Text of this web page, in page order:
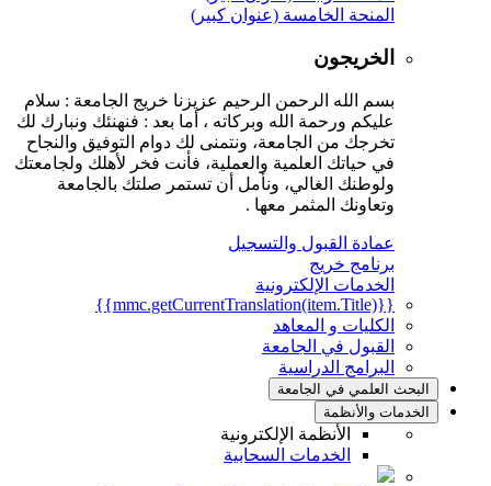
المنحة الخامسة (عنوان كبير)
الخريجون
بسم الله الرحمن الرحيم عزيزنا خريج الجامعة : سلام
عليكم ورحمة الله وبركاته ، أما بعد : فنهنئك ونبارك لك
تخرجك من الجامعة، ونتمنى لك دوام التوفيق والنجاح
في حياتك العلمية والعملية، فأنت فخر لأهلك ولجامعتك
ولوطنك الغالي، ونأمل أن تستمر صلتك بالجامعة
وتعاونك المثمر معها .
عمادة القبول والتسجيل
برنامج خريج
الخدمات الإلكترونية
{{mmc.getCurrentTranslation(item.Title)}}
الكليات و المعاهد
القبول في الجامعة
البرامج الدراسية
البحث العلمي في الجامعة
الخدمات والأنظمة
الأنظمة الإلكترونية
الخدمات السحابية